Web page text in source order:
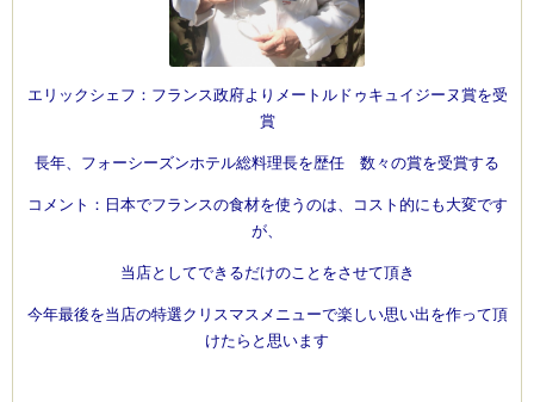
エリックシェフ：フランス政府よりメートルドゥキュイジーヌ賞を受
賞
長年、フォーシーズンホテル総料理長を歴任 数々の賞を受賞する
コメント：日本でフランスの食材を使うのは、コスト的にも大変です
が、
当店としてできるだけのことをさせて頂き
今年最後を当店の特選クリスマスメニューで楽しい思い出を作って頂
けたらと思います